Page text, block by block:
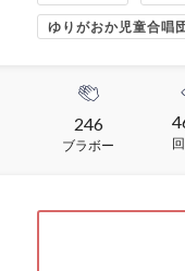
ゆりがおか児童合唱
246
ブラボー